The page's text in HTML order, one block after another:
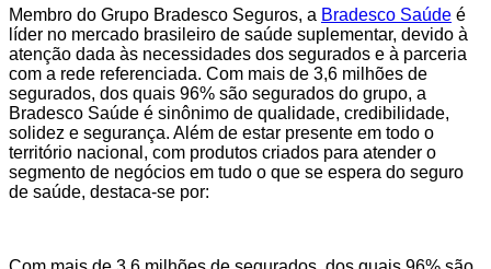
Membro do Grupo Bradesco Seguros, a Bradesco Saúde é
líder no mercado brasileiro de saúde suplementar, devido à
atenção dada às necessidades dos segurados e à parceria
com a rede referenciada. Com mais de 3,6 milhões de
segurados, dos quais 96% são segurados do grupo, a
Bradesco Saúde é sinônimo de qualidade, credibilidade,
solidez e segurança. Além de estar presente em todo o
território nacional, com produtos criados para atender o
segmento de negócios em tudo o que se espera do seguro
de saúde, destaca-se por: